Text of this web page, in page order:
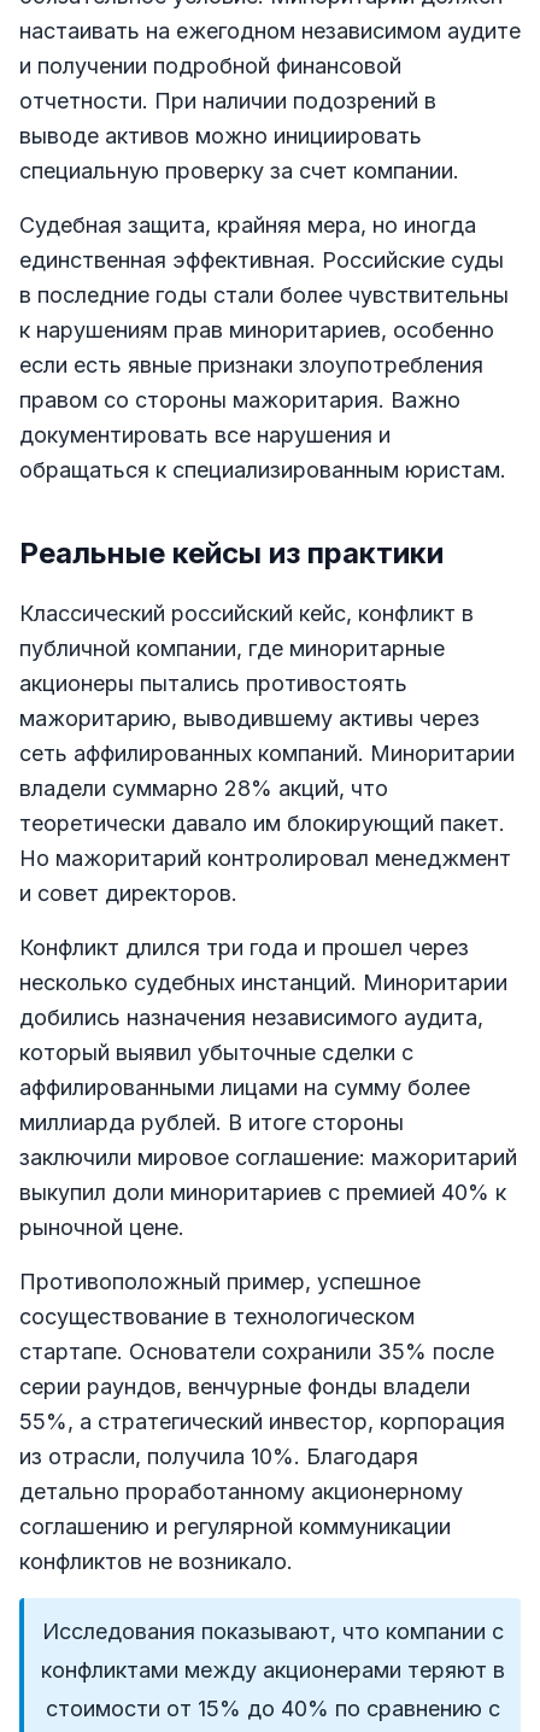
настаивать на ежегодном независимом аудите
и получении подробной финансовой
отчетности. При наличии подозрений в
выводе активов можно инициировать
специальную проверку за счет компании.
Судебная защита, крайняя мера, но иногда
единственная эффективная. Российские суды
в последние годы стали более чувствительны
к нарушениям прав миноритариев, особенно
если есть явные признаки злоупотребления
правом со стороны мажоритария. Важно
документировать все нарушения и
обращаться к специализированным юристам.
Реальные кейсы из практики
Классический российский кейс, конфликт в
публичной компании, где миноритарные
акционеры пытались противостоять
мажоритарию, выводившему активы через
сеть аффилированных компаний. Миноритарии
владели суммарно 28% акций, что
теоретически давало им блокирующий пакет.
Но мажоритарий контролировал менеджмент
и совет директоров.
Конфликт длился три года и прошел через
несколько судебных инстанций. Миноритарии
добились назначения независимого аудита,
который выявил убыточные сделки с
аффилированными лицами на сумму более
миллиарда рублей. В итоге стороны
заключили мировое соглашение: мажоритарий
выкупил доли миноритариев с премией 40% к
рыночной цене.
Противоположный пример, успешное
сосуществование в технологическом
стартапе. Основатели сохранили 35% после
серии раундов, венчурные фонды владели
55%, а стратегический инвестор, корпорация
из отрасли, получила 10%. Благодаря
детально проработанному акционерному
соглашению и регулярной коммуникации
конфликтов не возникало.
Исследования показывают, что компании с
конфликтами между акционерами теряют в
стоимости от 15% до 40% по сравнению с